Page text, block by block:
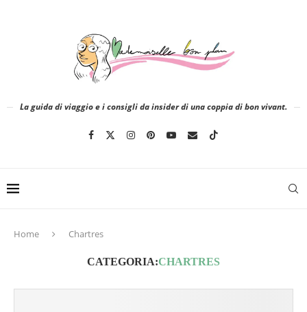
La guida di viaggio e i consigli da insider di una coppia di bon vivant.
Home Chartres
CATEGORIA:CHARTRES